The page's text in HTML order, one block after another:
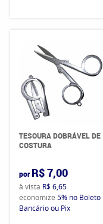
TESOURA DOBRÁVEL DE
COSTURA
por R$ 7,00
à vista R$ 6,65
economize 5% no Boleto
Bancário ou Pix